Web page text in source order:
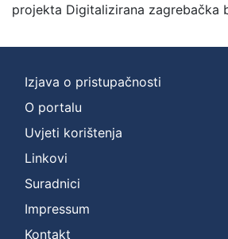
projekta Digitalizirana zagrebačka
Izjava o pristupačnosti
O portalu
Uvjeti korištenja
Linkovi
Suradnici
Impressum
Kontakt